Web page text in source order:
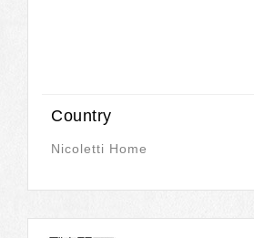
Country
Nicoletti Home